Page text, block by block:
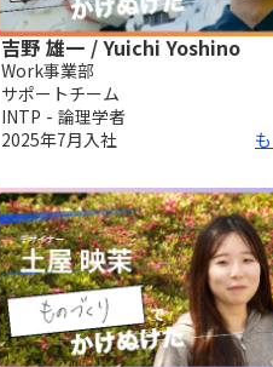
吉野 雄一 / Yuichi Yoshino
Work事業部
サポートチーム
INTP - 論理学者
2025年7月入社